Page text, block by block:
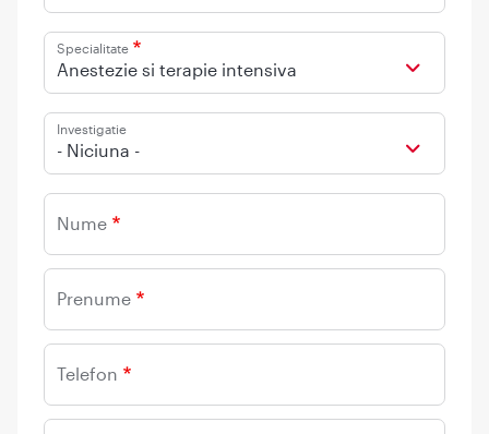
Specialitate
Anestezie si terapie intensiva
Investigatie
- Niciuna -
Nume
Prenume
Telefon